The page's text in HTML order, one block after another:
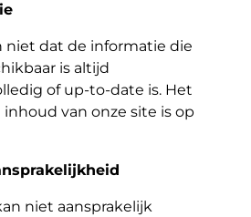
niet dat de informatie die
is altijd
of up-to-date is. Het
van onze site is op
niet aansprakelijk